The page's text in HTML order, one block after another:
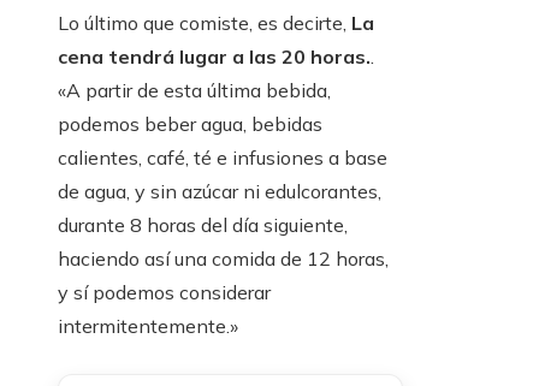
Lo último que comiste, es decirte, La
cena tendrá lugar a las 20 horas..
«A partir de esta última bebida,
podemos beber agua, bebidas
calientes, café, té e infusiones a base
de agua, y sin azúcar ni edulcorantes,
durante 8 horas del día siguiente,
haciendo así una comida de 12 horas,
y sí podemos considerar
intermitentemente.»